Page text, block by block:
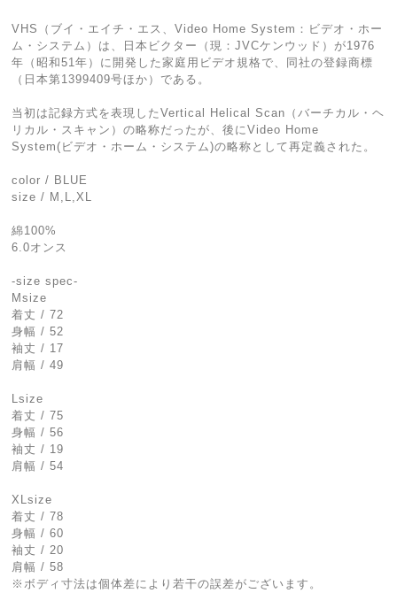
VHS（ブイ・エイチ・エス、Video Home System：ビデオ・ホー
ム・システム）は、日本ビクター（現：JVCケンウッド）が1976
年（昭和51年）に開発した家庭用ビデオ規格で、同社の登録商標
（日本第1399409号ほか）である。
当初は記録方式を表現したVertical Helical Scan（バーチカル・ヘ
リカル・スキャン）の略称だったが、後にVideo Home
System(ビデオ・ホーム・システム)の略称として再定義された。
color / BLUE
size / M,L,XL
綿100%
6.0オンス
-size spec-
Msize
着丈 / 72
身幅 / 52
袖丈 / 17
肩幅 / 49
Lsize
着丈 / 75
身幅 / 56
袖丈 / 19
肩幅 / 54
XLsize
着丈 / 78
身幅 / 60
袖丈 / 20
肩幅 / 58
※ボディ寸法は個体差により若干の誤差がございます。